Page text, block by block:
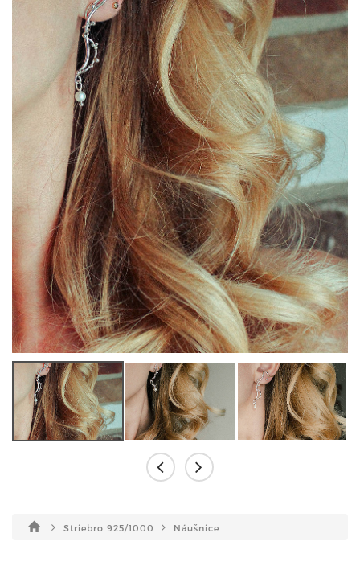
Striebro 925/1000 Náušnice